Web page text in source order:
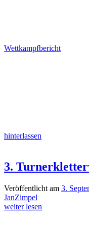
Wettkampfbericht
hinterlassen
3.
Veröffentlicht am 3.
JanZimpel
weiter lesen